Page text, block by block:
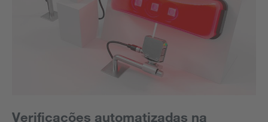
Verificações automatizadas na